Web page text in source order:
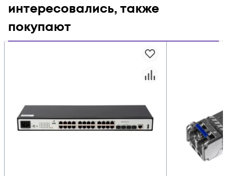
интересовались, также
покупают